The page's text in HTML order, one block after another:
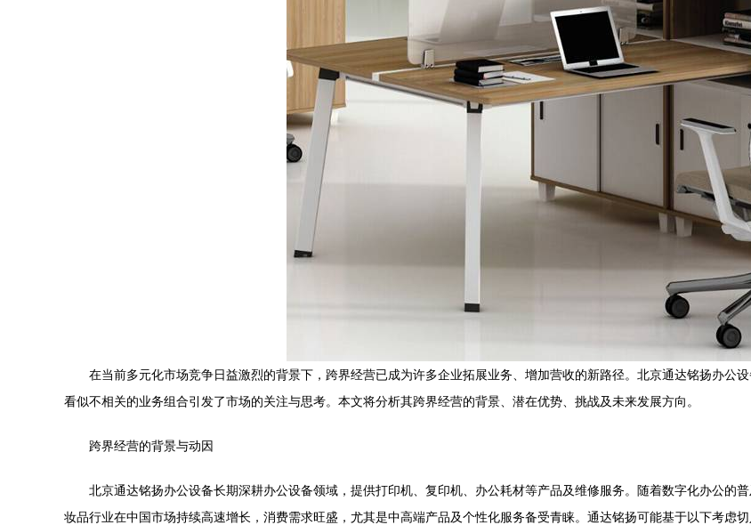
在当前多元化市场竞争日益激烈的背景下，跨界经营已成为许多企业拓展业务、增加营收的新路径。北京通达铭扬办公
看似不相关的业务组合引发了市场的关注与思考。本文将分析其跨界经营的背景、潜在优势、挑战及未来发展方向。
跨界经营的背景与动因
北京通达铭扬办公设备长期深耕办公设备领域，提供打印机、复印机、办公耗材等产品及维修服务。随着数字化办公的
妆品行业在中国市场持续高速增长，消费需求旺盛，尤其是中高端产品及个性化服务备受青睐。通达铭扬可能基于以下考虑